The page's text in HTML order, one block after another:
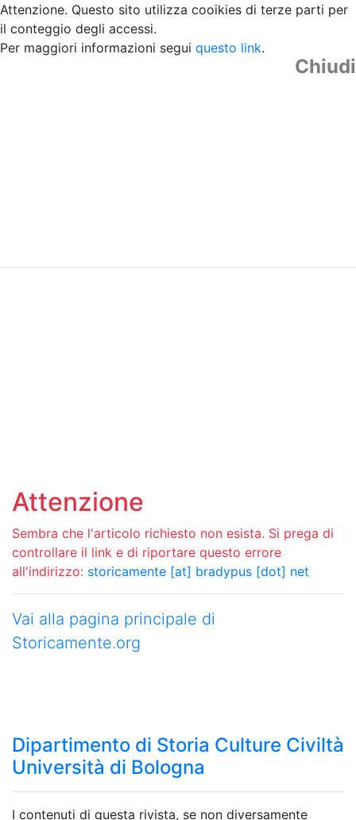
Attenzione. Questo sito utilizza cooikies di terze parti per
il conteggio degli accessi.
Per maggiori informazioni segui questo link.
Chiudi
Attenzione
Sembra che l'articolo richiesto non esista. Si prega di
controllare il link e di riportare questo errore
all'indirizzo: storicamente [at] bradypus [dot] net
Vai alla pagina principale di
Storicamente.org
Dipartimento di Storia Culture Civiltà
Università di Bologna
I contenuti di questa rivista, se non diversamente